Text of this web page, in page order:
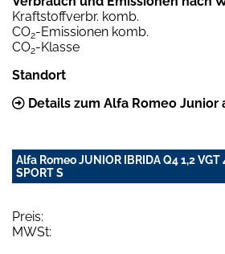
Kraftstoffverbr. komb.
CO2-Emissionen komb.
CO2-Klasse
Standort
Details zum Alfa Romeo Junior
Alfa Romeo JUNIOR IBRIDA Q4 1,2
SPORT S
Preis:
MWSt: